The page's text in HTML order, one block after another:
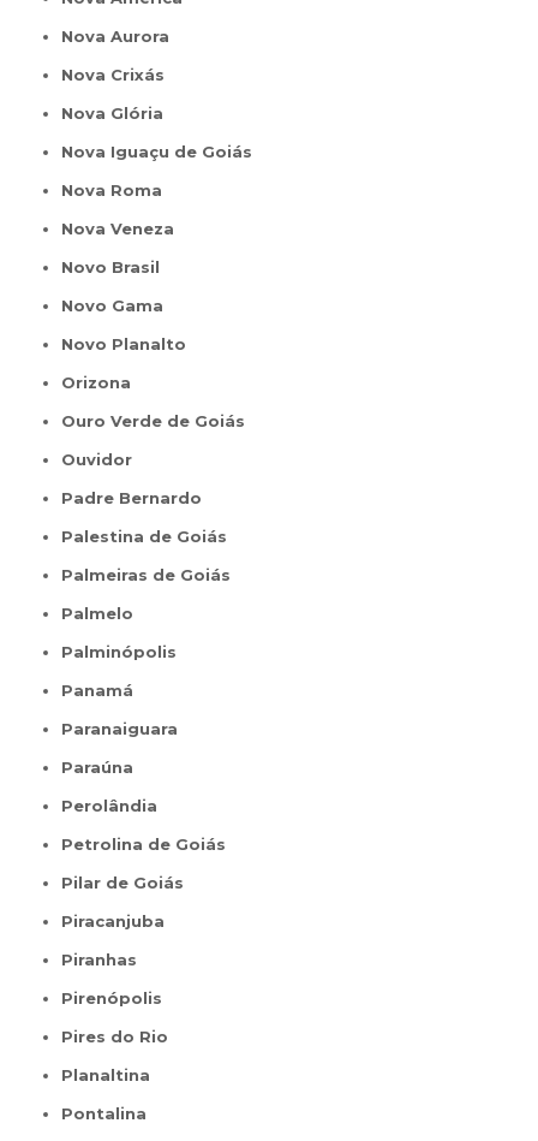
Nova Aurora
Nova Crixás
Nova Glória
Nova Iguaçu de Goiás
Nova Roma
Nova Veneza
Novo Brasil
Novo Gama
Novo Planalto
Orizona
Ouro Verde de Goiás
Ouvidor
Padre Bernardo
Palestina de Goiás
Palmeiras de Goiás
Palmelo
Palminópolis
Panamá
Paranaiguara
Paraúna
Perolândia
Petrolina de Goiás
Pilar de Goiás
Piracanjuba
Piranhas
Pirenópolis
Pires do Rio
Planaltina
Pontalina